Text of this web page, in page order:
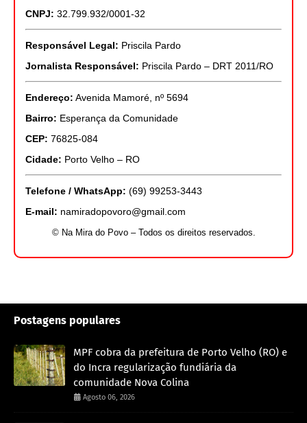
CNPJ: 32.799.932/0001-32
Responsável Legal: Priscila Pardo
Jornalista Responsável: Priscila Pardo – DRT 2011/RO
Endereço: Avenida Mamoré, nº 5694
Bairro: Esperança da Comunidade
CEP: 76825-084
Cidade: Porto Velho – RO
Telefone / WhatsApp: (69) 99253-3443
E-mail: namiradopovoro@gmail.com
© Na Mira do Povo – Todos os direitos reservados.
Postagens populares
MPF cobra da prefeitura de Porto Velho (RO) e
do Incra regularização fundiária da
comunidade Nova Colina
Agosto 06, 2026